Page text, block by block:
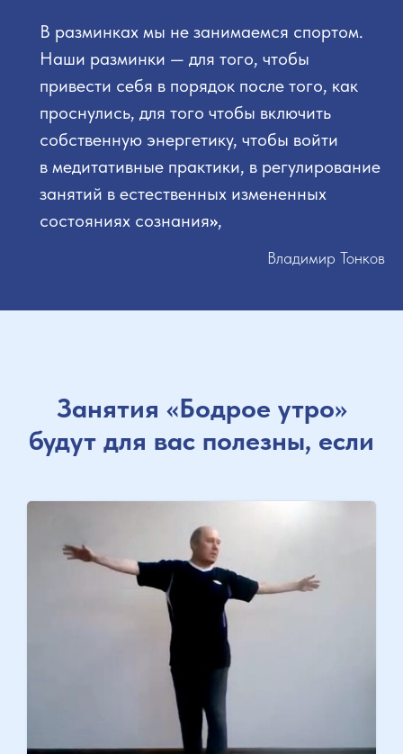
В разминках мы не занимаемся спортом.
Наши разминки — для того, чтобы
привести себя в порядок после того, как
проснулись, для того чтобы включить
собственную энергетику, чтобы войти
в медитативные практики, в регулирование
занятий в естественных измененных
состояниях сознания»,
Владимир Тонков
Занятия «Бодрое утро»
будут для вас полезны, если